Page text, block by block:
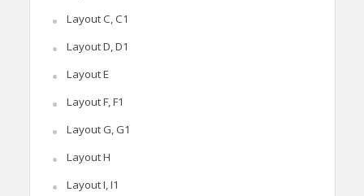
Layout C, C1
Layout D, D1
Layout E
Layout F, F1
Layout G, G1
Layout H
Layout I, I1